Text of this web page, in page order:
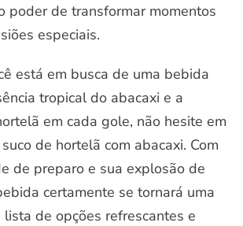
poder de transformar momentos
especiais.
está em busca de uma bebida
tropical do abacaxi e a
em cada gole, não hesite em
de hortelã com abacaxi. Com
de preparo e sua explosão de
certamente se tornará uma
de opções refrescantes e